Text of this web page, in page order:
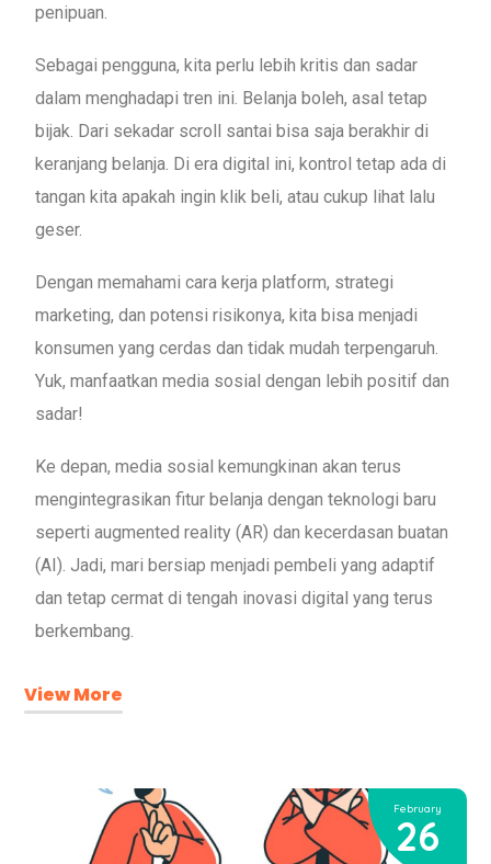
penipuan.
Sebagai pengguna, kita perlu lebih kritis dan sadar
dalam menghadapi tren ini. Belanja boleh, asal tetap
bijak. Dari sekadar scroll santai bisa saja berakhir di
keranjang belanja. Di era digital ini, kontrol tetap ada di
tangan kita apakah ingin klik beli, atau cukup lihat lalu
geser.
Dengan memahami cara kerja platform, strategi
marketing, dan potensi risikonya, kita bisa menjadi
konsumen yang cerdas dan tidak mudah terpengaruh.
Yuk, manfaatkan media sosial dengan lebih positif dan
sadar!
Ke depan, media sosial kemungkinan akan terus
mengintegrasikan fitur belanja dengan teknologi baru
seperti augmented reality (AR) dan kecerdasan buatan
(AI). Jadi, mari bersiap menjadi pembeli yang adaptif
dan tetap cermat di tengah inovasi digital yang terus
berkembang.
View More
February
26